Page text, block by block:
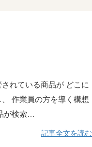
れている商品が どこに
作業員の方を導く構想
が検索…
記事全文を読む